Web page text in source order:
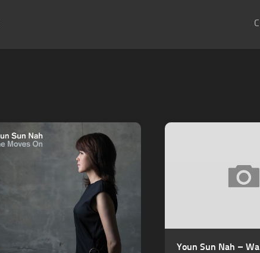
Youn Sun Nah –